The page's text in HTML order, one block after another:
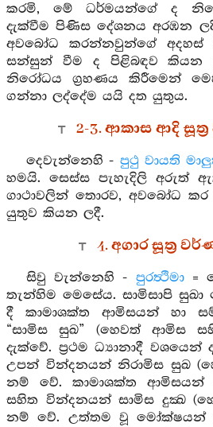
කරමි, මේ ධර්මයන්ගේ ද
දැක්වීම පිණිස දේශනය අරඹන
අවබෝධ කරන්නවුන්ගේ අදහස්
සන්සුන් වීම ද පිළිබඳව කියන
නිරෝධය ග්‍රහණය කිරීමෙන්
ගන්නා ලද්දේම යයි දත යුතුය.
2-3. ආකාස ආදි
දෙවැන්නෙහි - පුථු වායති
හමයි. සෙස්ස පැහැදිලි අරුත්
ගාථාවලින් තොරව, අවබෝධ
යුතුව කියන ලදී.
4. අගාර සූත්‍ර
සිවු වැන්නෙහි - පුරත්‍ථිමා=
තැන්හිම මෙසේය. සාමිසාපි සුඛා
දී කාමාශක්ත ආමිසයන් හා
“සාමිස සුඛ” (හෙවත් ආමිස
දැක්වේ. ප්‍රථම ධ්‍යානාදී
උපන් වින්දනයන් නිරාමිස සුඛ
නම් වේ. කාමාශක්ත
සහිත වින්දනයන් සාමිස දුක්‍ඛ
නම් වේ. උත්තම වූ මෝක්ෂයන්